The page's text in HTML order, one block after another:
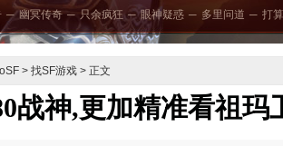
─ 幽冥传奇 ─ 只余疯狂 ─ 眼神疑惑 ─ 多里问道 ─ 打
> 找SF游戏 > 正文
战神,更加精准看祖玛